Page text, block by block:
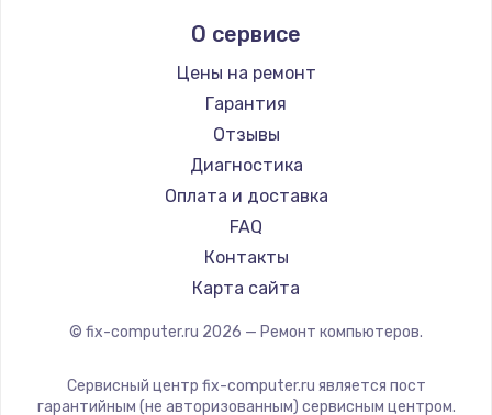
Замена динамика
Заказать
Заказать
1130 руб.
Заказать
Замена USB порта
Beelink
CHUWI
О сервисе
Цены на ремонт
Гарантия
Отзывы
Диагностика
Оплата и доставка
FAQ
Контакты
Карта сайта
© fix-computer.ru 2026 — Ремонт компьютеров.
Сервисный центр fix-computer.ru является пост
гарантийным (не авторизованным) сервисным центром.